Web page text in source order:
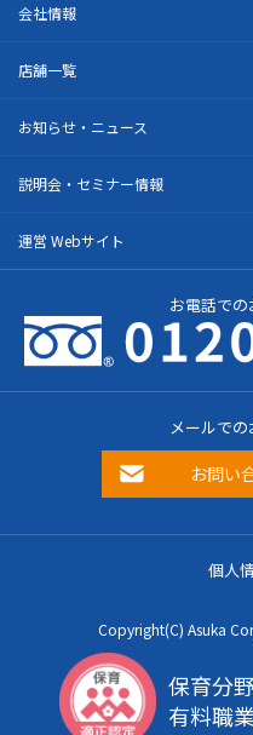
会社情報
店舗一覧
お知らせ・ニュース
説明会・セミナー情報
運営 Webサイト
お電話で
メールで
お問い
個人
Copyright(C) Asuka
保育分
有料職